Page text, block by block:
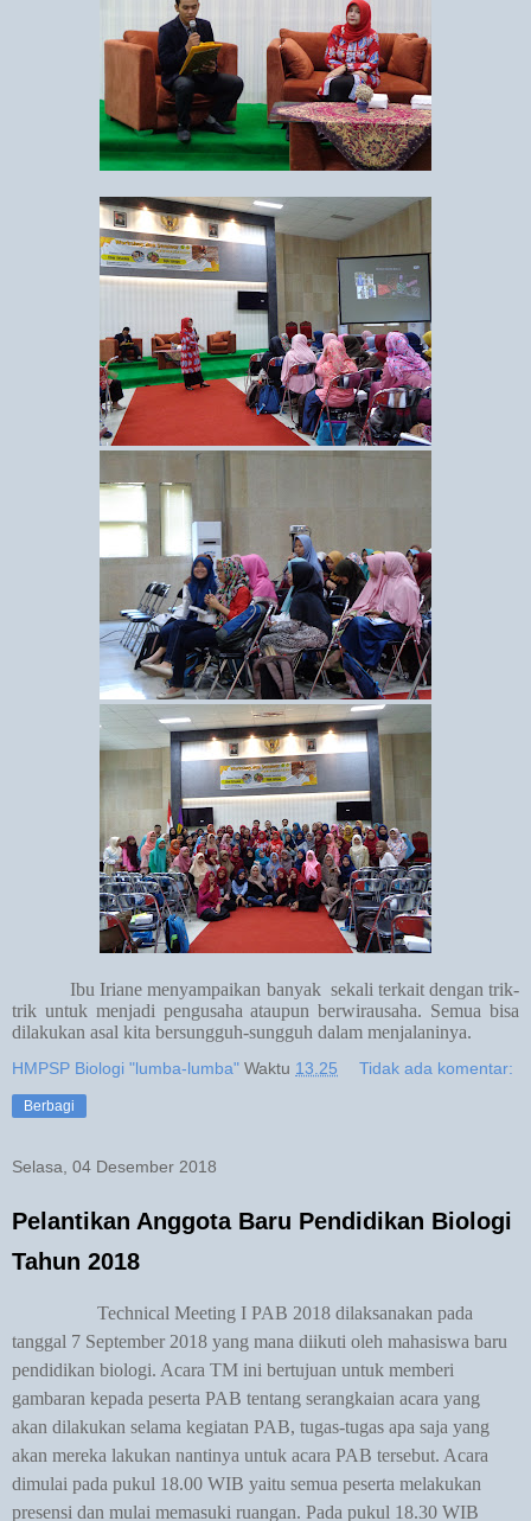
Ibu Iriane menyampaikan banyak sekali terkait dengan trik-
trik untuk menjadi pengusaha ataupun berwirausaha. Semua bisa
dilakukan asal kita bersungguh-sungguh dalam menjalaninya.
HMPSP Biologi "lumba-lumba" Waktu 13.25 Tidak ada komentar:
Berbagi
Selasa, 04 Desember 2018
Pelantikan Anggota Baru Pendidikan Biologi
Tahun 2018
Technical Meeting I PAB 2018 dilaksanakan pada
tanggal 7 September 2018 yang mana diikuti oleh mahasiswa baru
pendidikan biologi. Acara TM ini bertujuan untuk memberi
gambaran kepada peserta PAB tentang serangkaian acara yang
akan dilakukan selama kegiatan PAB, tugas-tugas apa saja yang
akan mereka lakukan nantinya untuk acara PAB tersebut. Acara
dimulai pada pukul 18.00 WIB yaitu semua peserta melakukan
presensi dan mulai memasuki ruangan. Pada pukul 18.30 WIB